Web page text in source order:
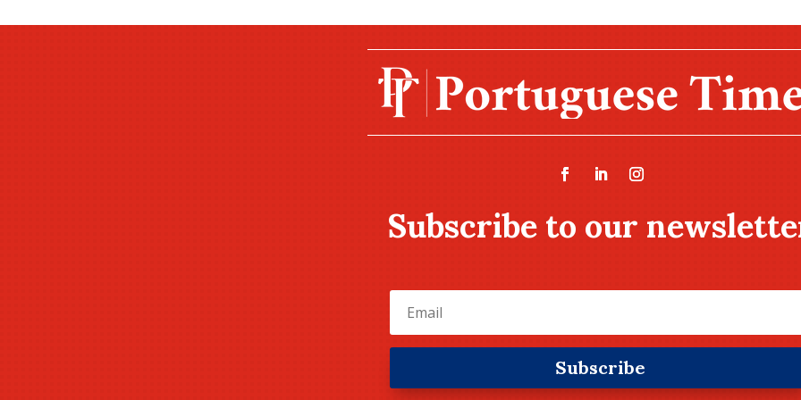
Subscribe to our
Subscribe